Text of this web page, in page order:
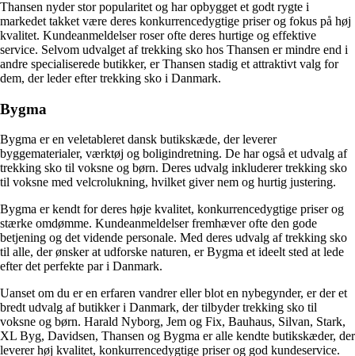
Thansen nyder stor popularitet og har opbygget et godt rygte i
markedet takket være deres konkurrencedygtige priser og fokus på høj
kvalitet. Kundeanmeldelser roser ofte deres hurtige og effektive
service. Selvom udvalget af trekking sko hos Thansen er mindre end i
andre specialiserede butikker, er Thansen stadig et attraktivt valg for
dem, der leder efter trekking sko i Danmark.
Bygma
Bygma er en veletableret dansk butikskæde, der leverer
byggematerialer, værktøj og boligindretning. De har også et udvalg af
trekking sko til voksne og børn. Deres udvalg inkluderer trekking sko
til voksne med velcrolukning, hvilket giver nem og hurtig justering.
Bygma er kendt for deres høje kvalitet, konkurrencedygtige priser og
stærke omdømme. Kundeanmeldelser fremhæver ofte den gode
betjening og det vidende personale. Med deres udvalg af trekking sko
til alle, der ønsker at udforske naturen, er Bygma et ideelt sted at lede
efter det perfekte par i Danmark.
Uanset om du er en erfaren vandrer eller blot en nybegynder, er der et
bredt udvalg af butikker i Danmark, der tilbyder trekking sko til
voksne og børn. Harald Nyborg, Jem og Fix, Bauhaus, Silvan, Stark,
XL Byg, Davidsen, Thansen og Bygma er alle kendte butikskæder, der
leverer høj kvalitet, konkurrencedygtige priser og god kundeservice.